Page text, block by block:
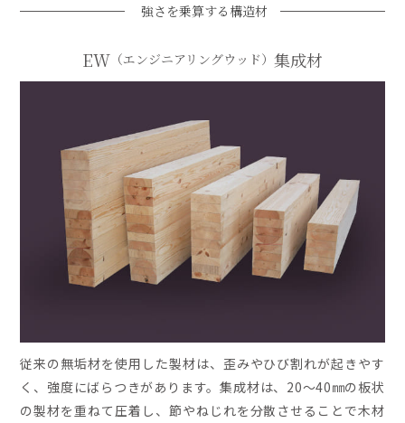
強さを乗算する構造材
EW （エンジニアリングウッド） 集成材
従来の無垢材を使用した製材は、歪みやひび割れが起きやす
く、強度にばらつきがあります。集成材は、20～40㎜の板状
の製材を重ねて圧着し、節やねじれを分散させることで木材